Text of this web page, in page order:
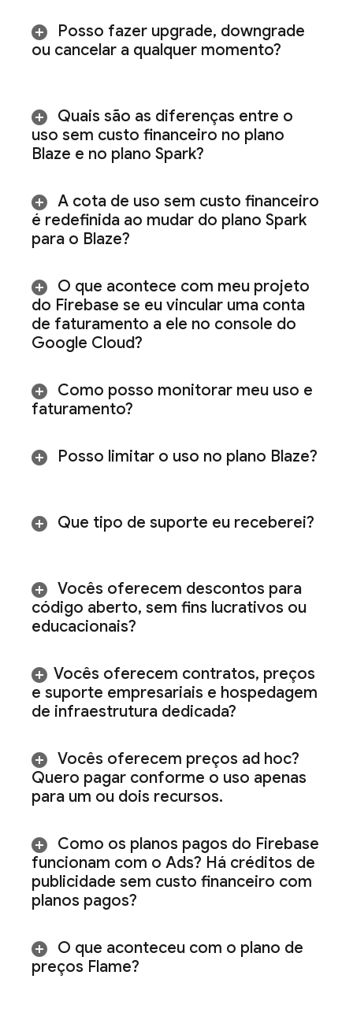
Posso fazer upgrade, downgrade
ou cancelar a qualquer momento?
Quais são as diferenças entre o
uso sem custo financeiro no plano
Blaze e no plano Spark?
A cota de uso sem custo financeiro
é redefinida ao mudar do plano Spark
para o Blaze?
O que acontece com meu projeto
do Firebase se eu vincular uma conta
de faturamento a ele no console do
Google Cloud?
Como posso monitorar meu uso e
faturamento?
Posso limitar o uso no plano Blaze?
Que tipo de suporte eu receberei?
Vocês oferecem descontos para
código aberto, sem fins lucrativos ou
educacionais?
Vocês oferecem contratos, preços
e suporte empresariais e hospedagem
de infraestrutura dedicada?
Vocês oferecem preços ad hoc?
Quero pagar conforme o uso apenas
para um ou dois recursos.
Como os planos pagos do Firebase
funcionam com o Ads? Há créditos de
publicidade sem custo financeiro com
planos pagos?
O que aconteceu com o plano de
preços Flame?